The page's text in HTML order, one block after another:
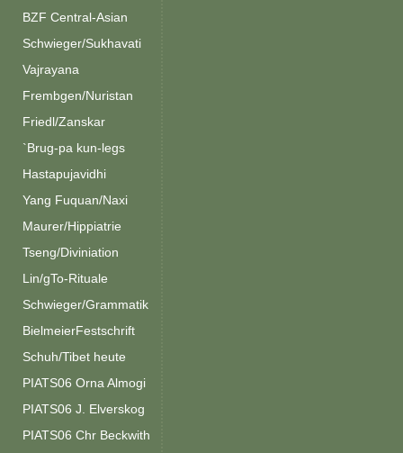
BZF Central-Asian
Schwieger/Sukhavati
Vajrayana
Frembgen/Nuristan
Friedl/Zanskar
`Brug-pa kun-legs
Hastapujavidhi
Yang Fuquan/Naxi
Maurer/Hippiatrie
Tseng/Diviniation
Lin/gTo-Rituale
Schwieger/Grammatik
BielmeierFestschrift
Schuh/Tibet heute
PIATS06 Orna Almogi
PIATS06 J. Elverskog
PIATS06 Chr Beckwith